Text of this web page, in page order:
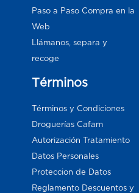
Paso a Paso Compra en la
Web
Llámanos, separa y
recoge
Términos
Términos y Condiciones
Droguerías Cafam
Autorización Tratamiento
Datos Personales
Proteccion de Datos
Reglamento Descuentos y